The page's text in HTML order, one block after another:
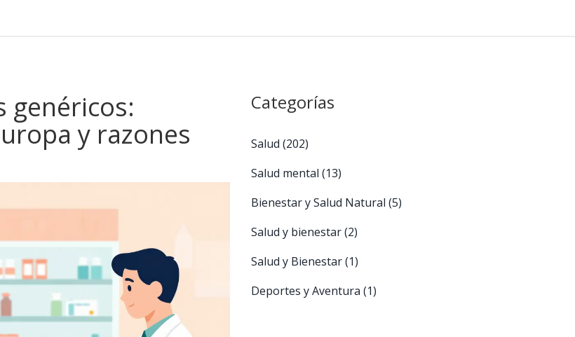
genéricos:
y razones
Categorías
Salud (202)
Salud mental (13)
Bienestar y Salud Natural (5)
Salud y bienestar(2)
Salud y Bienestar(1)
Deportes y Aventura (1)